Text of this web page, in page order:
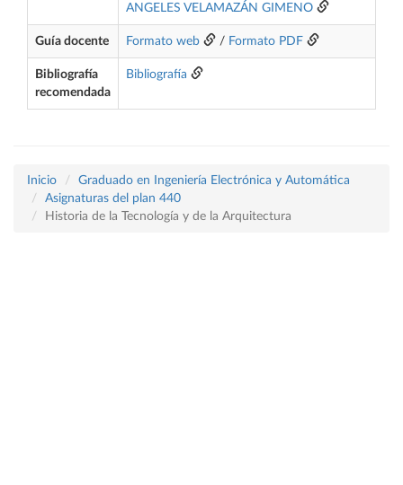
ANGELES VELAMAZÁN GIMENO
Guía docente Formato web / Formato PDF
Bibliografía
recomendada
Bibliografía
Inicio
Graduado en Ingeniería Electrónica y Automática
Asignaturas del plan 440
Historia de la Tecnología y de la Arquitectura